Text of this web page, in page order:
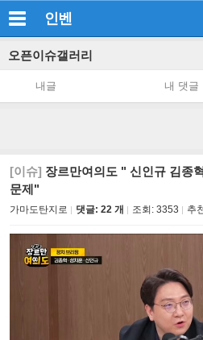
인벤
오픈이슈갤러리
내글 내 댓글
[이슈] 장르만여의도 " 신인규 김종
문제"
가마도탄지로 댓글: 22 개 조회: 3353 추